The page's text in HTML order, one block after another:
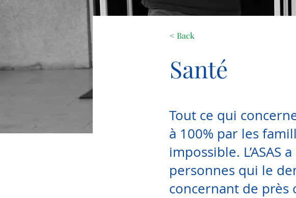
< Back
Santé
Tout ce qui
à 100% par les
impossible. L’ASAS
personnes qui le
concernant de près